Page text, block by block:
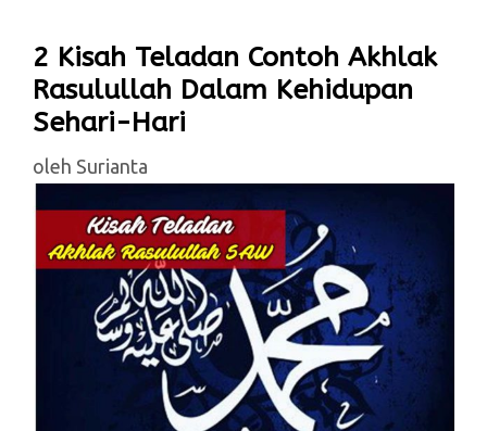
2 Kisah Teladan Contoh Akhlak
Rasulullah Dalam Kehidupan
Sehari-Hari
oleh Surianta